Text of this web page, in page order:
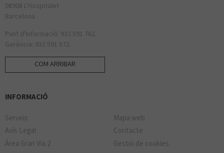
08908 L'Hospitalet
Barcelona
Punt d'Informació: 932 591 762.
Gerència: 932 591 572.
COM ARRIBAR
INFORMACIÓ
Serveis
Mapa web
Avís Legal
Contacte
Àrea Gran Via 2
Gestió de cookies